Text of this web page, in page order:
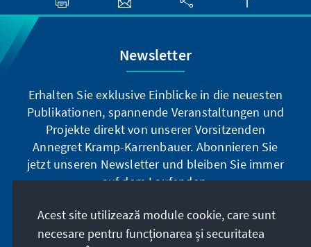
Newsletter
Erhalten Sie exklusive Einblicke in die neuesten
Publikationen, spannende Veranstaltungen und
Projekte direkt von unserer Vorsitzenden
Annegret Kramp-Karrenbauer. Abonnieren Sie
jetzt unseren Newsletter und bleiben Sie immer
auf dem Laufenden.
Jetzt abonnieren
Acest site utilizează module cookie, care sunt
necesare pentru funcționarea și securitatea